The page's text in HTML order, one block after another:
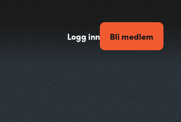
Logg inn Bli medlem